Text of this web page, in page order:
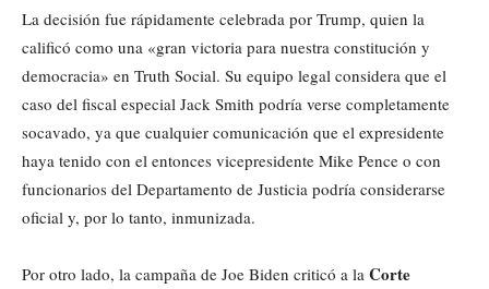
La decisión fue rápidamente celebrada por Trump, quien la
calificó como una «gran victoria para nuestra constitución y
democracia» en Truth Social. Su equipo legal considera que el
caso del fiscal especial Jack Smith podría verse completamente
socavado, ya que cualquier comunicación que el expresidente
haya tenido con el entonces vicepresidente Mike Pence o con
funcionarios del Departamento de Justicia podría considerarse
oficial y, por lo tanto, inmunizada.
Por otro lado, la campaña de Joe Biden criticó a la Corte